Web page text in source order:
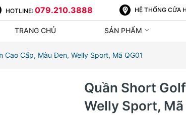
HOTLINE: 079.210.3888 HỆ THỐNG CỬA
TRANG CHỦ SẢN PHẨM
Cao Cấp, Màu Đen, Welly Sport, Mã QG01
Quần Short
Welly Sport, Mã